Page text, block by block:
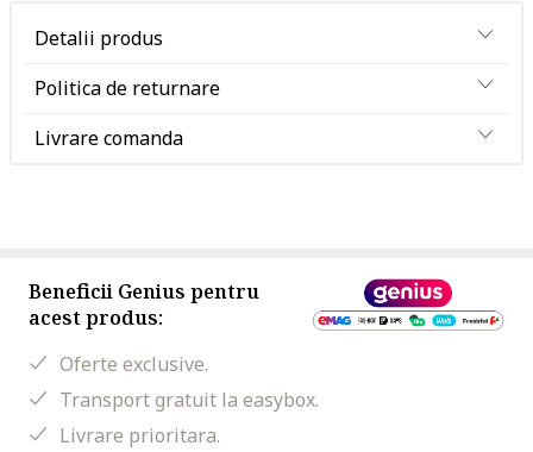
Detalii produs
Politica de returnare
Livrare comanda
Beneficii Genius pentru
acest produs:
Oferte exclusive.
Transport gratuit la easybox.
Livrare prioritara.